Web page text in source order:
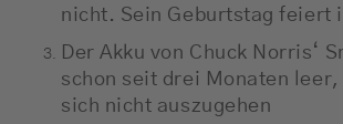
nicht. Sein Geburtstag feiert
Der Akku von Chuck Norris‘
schon seit drei Monaten
sich nicht auszugehen